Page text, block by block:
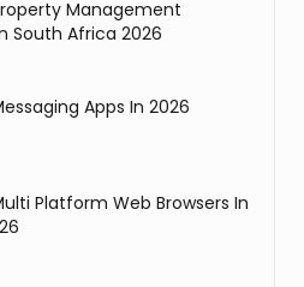
Management
South Africa 2026
Apps In 2026
Platform Web Browsers In